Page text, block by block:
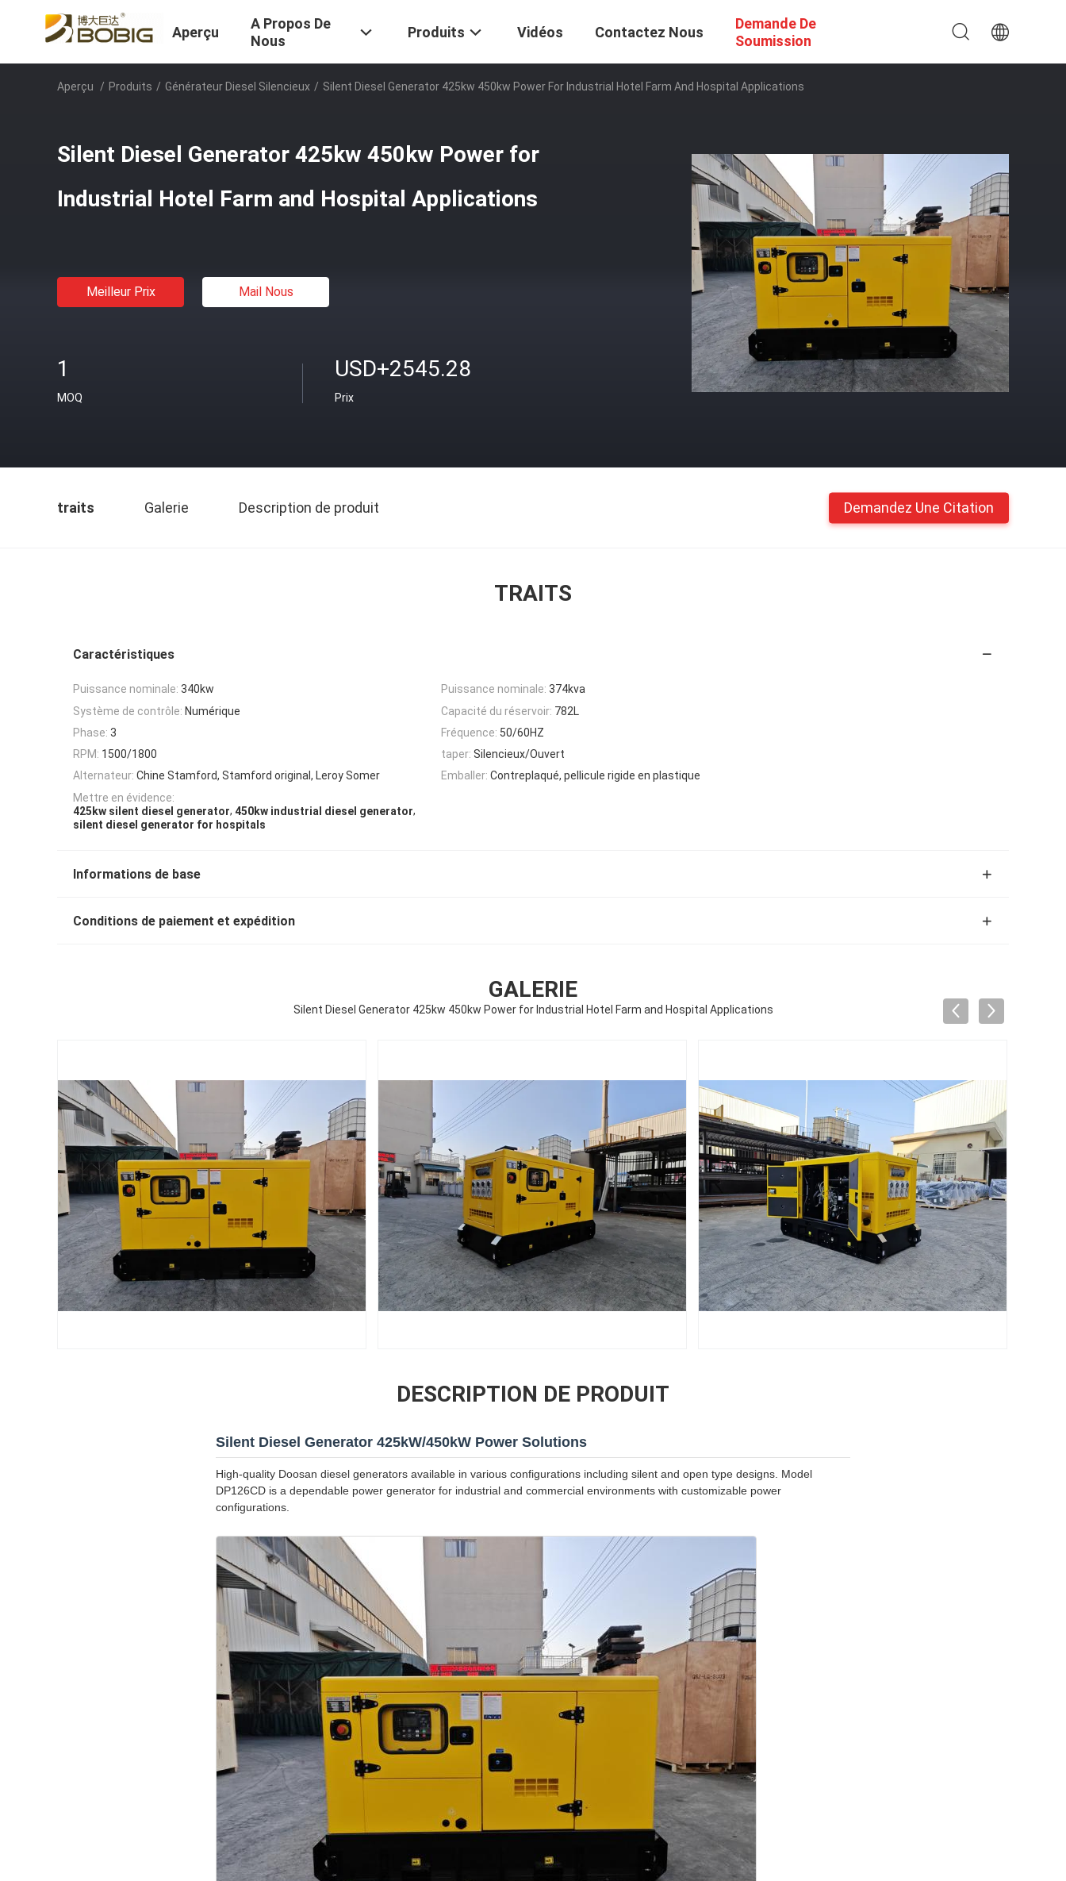
Aperçu
A Propos De
Nous
Produits Vidéos Contactez Nous
Demande De
Soumission
Aperçu / Produits / Générateur Diesel Silencieux / Silent Diesel Generator 425kw 450kw Power For Industrial Hotel Farm And Hospital Applications
Silent Diesel Generator 425kw 450kw Power for
Industrial Hotel Farm and Hospital Applications
Meilleur Prix Mail Nous
1
MOQ
USD+2545.28
Prix
traits Galerie Description de produit Demandez Une Citation
TRAITS
Caractéristiques
Puissance nominale: 340kw Puissance nominale: 374kva
Système de contrôle: Numérique Capacité du réservoir: 782L
Phase: 3 Fréquence: 50/60HZ
RPM: 1500/1800 taper: Silencieux/Ouvert
Alternateur: Chine Stamford, Stamford original, Leroy Somer Emballer: Contreplaqué, pellicule rigide en plastique
Mettre en évidence:
425kw silent diesel generator, 450kw industrial diesel generator,
silent diesel generator for hospitals
Informations de base
Conditions de paiement et expédition
GALERIE
Silent Diesel Generator 425kw 450kw Power for Industrial Hotel Farm and Hospital Applications
DESCRIPTION DE PRODUIT
Silent Diesel Generator 425kW/450kW Power Solutions
High-quality Doosan diesel generators available in various configurations including silent and open type designs. Model
DP126CD is a dependable power generator for industrial and commercial environments with customizable power
configurations.